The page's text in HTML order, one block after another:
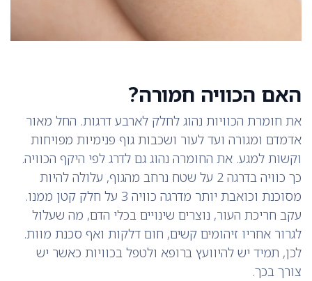
האם הכוויה חמורה?
את חומרת הכוויות נהוג לחלק לארבע דרגות. החל מאור
אדמדם ומגורה ועד לעור ושכבות גוף פנימיות מפויחות
וקשות למגע. את החומרה נהוג גם לדרג לפי היקף הכוויה.
כך כוויה בדרגה 2 על שטח נרחב מהגוף, עלולה להיות
מסוכנת וכואבת יותר מדרגה כוויה 3 על חלק קטן ממנו.
עקב חריכת העור, נוצרים שינויים בכלי הדם, מה שעלול
לגרור אחריו זיהומים קשים, חום דלקות ואף סכנת מוות.
לכן, תמיד יש להיוועץ ברופא ולטפל בכוויות כאשר יש
צורך בכך.